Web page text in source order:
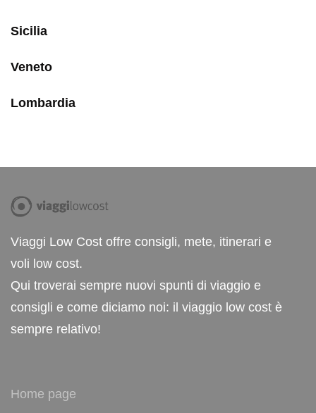
Sicilia
Veneto
Lombardia
Viaggi Low Cost offre consigli, mete, itinerari e
voli low cost.
Qui troverai sempre nuovi spunti di viaggio e
consigli e come diciamo noi: il viaggio low cost è
sempre relativo!
Home page